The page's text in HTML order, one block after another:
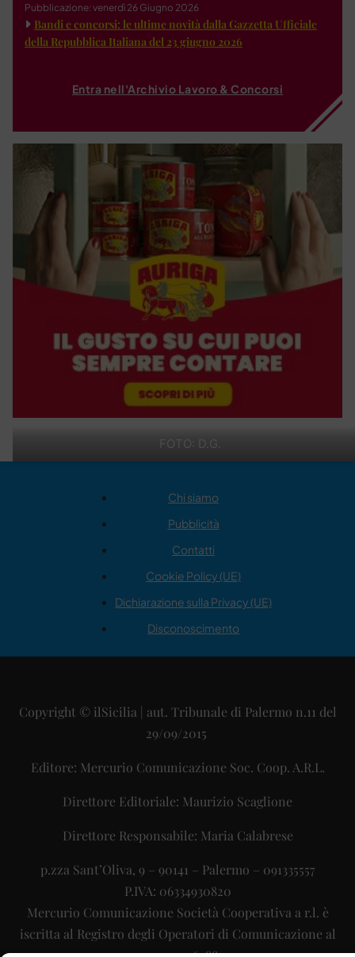
FOTO: D.G.
Pubblicazione: venerdì 26 Giugno 2026
Bandi e concorsi: le ultime novità dalla Gazzetta Ufficiale
della Repubblica Italiana del 23 giugno 2026
Entra nell'Archivio Lavoro & Concorsi
Chi siamo
Pubblicità
Contatti
Cookie Policy (UE)
Dichiarazione sulla Privacy (UE)
Disconoscimento
Copyright © ilSicilia | aut. Tribunale di Palermo n.11 del
29/09/2015
Editore: Mercurio Comunicazione Soc. Coop. A.R.L.
Direttore Editoriale: Maurizio Scaglione
Direttore Responsabile: Maria Calabrese
p.zza Sant’Oliva, 9 – 90141 – Palermo – 091335557
P.IVA: 06334930820
Mercurio Comunicazione Società Cooperativa a r.l. è
iscritta al Registro degli Operatori di Comunicazione al